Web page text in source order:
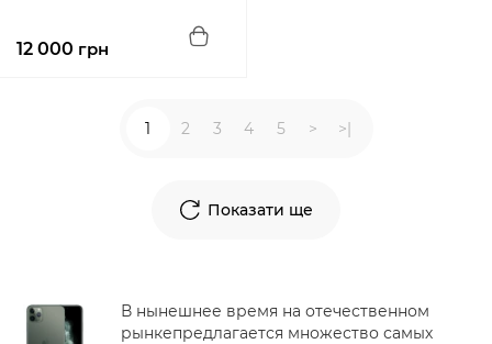
12 000 грн
Показати ще
1 2 3 4 5 > >|
В нынешнее время на отечественном
рынкепредлагается множество самых